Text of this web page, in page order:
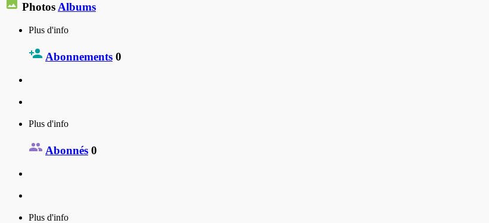
Photos Albums
Plus d'info
Abonnements 0
Plus d'info
Abonnés 0
Plus d'info